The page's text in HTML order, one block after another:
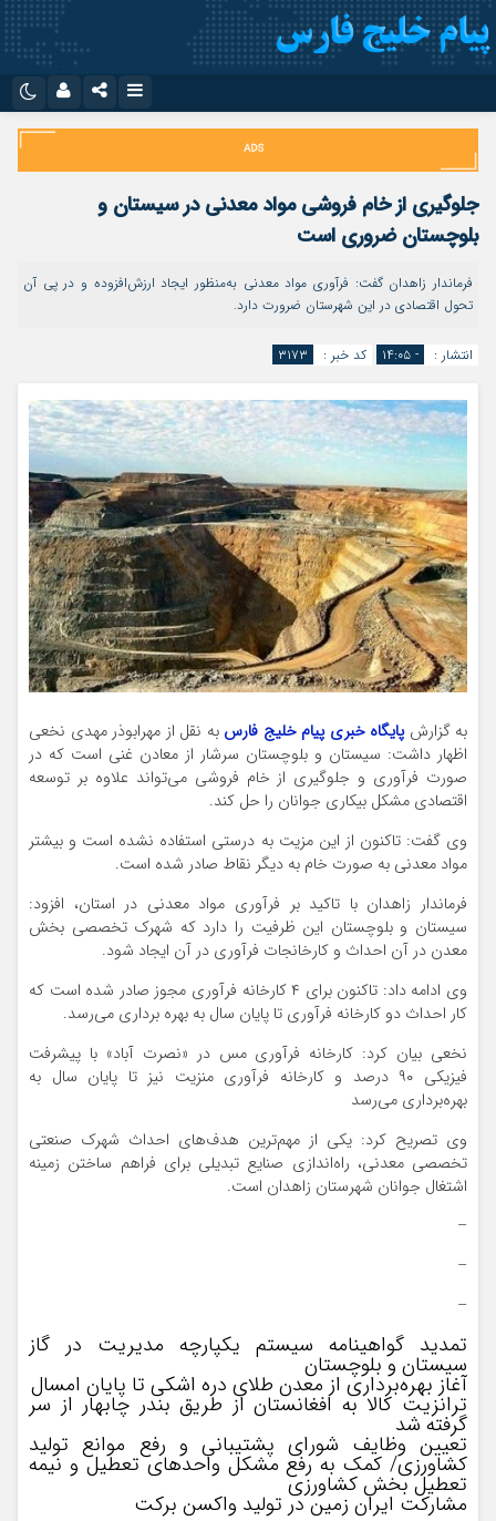
اینستاگرام
تلگرام
سروش
ایتا
آپارات
اپلیکیشن
نام کاربری یا نشانی ایمیل
رمز عبور
مرا به خاطر بسپار
جلوگیری از خام فروشی مواد معدنی در سیستان و
بلوچستان ضروری است
فرماندار زاهدان گفت: فرآوری مواد معدنی به‌منظور ایجاد ارزش‌افزوده و در پی آن
تحول اقتصادی در این شهرستان ضرورت دارد.
انتشار : - ۱۴:۰۵ کد خبر : ۳۱۷۳
به گزارشپایگاه خبری پیام خلیج فارس به نقل از مهرابوذر مهدی نخعی
اظهار داشت: سیستان و بلوچستان سرشار از معادن غنی است که در
صورت فرآوری و جلوگیری از خام فروشی می‌تواند علاوه بر توسعه
اقتصادی مشکل بیکاری جوانان را حل کند.
وی گفت: تاکنون از این مزیت به درستی استفاده نشده است و بیشتر
مواد معدنی به صورت خام به دیگر نقاط صادر شده است.
فرماندار زاهدان با تاکید بر فرآوری مواد معدنی در استان، افزود:
سیستان و بلوچستان این ظرفیت را دارد که شهرک تخصصی بخش
معدن در آن احداث و کارخانجات فرآوری در آن ایجاد شود.
وی ادامه داد: تاکنون برای ۴ کارخانه فرآوری مجوز صادر شده است که
کار احداث دو کارخانه فرآوری تا پایان سال به بهره برداری می‌رسد.
نخعی بیان کرد: کارخانه فرآوری مس در «نصرت آباد» با پیشرفت
فیزیکی ۹۰ درصد و کارخانه فرآوری منزیت نیز تا پایان سال به
بهره‌برداری می‌رسد
وی تصریح کرد: یکی از مهم‌ترین هدف‌های احداث شهرک صنعتی
تخصصی معدنی، راه‌اندازی صنایع تبدیلی برای فراهم ساختن زمینه
اشتغال جوانان شهرستان زاهدان است.
–
–
–
تمدید گواهینامه سیستم یکپارچه مدیریت در گاز
سیستان و بلوچستان
آغاز بهره‌برداری از معدن طلای دره اشکی تا پایان امسال
ترانزیت کالا به افغانستان از طریق بندر چابهار از سر
گرفته شد
تعیین وظایف شورای پشتیبانی و رفع موانع تولید
کشاورزی/ کمک به رفع مشکل واحدهای تعطیل و نیمه
تعطیل بخش کشاورزی
مشارکت‌ ایران زمین در تولید واکسن برکت